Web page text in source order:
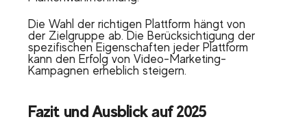
Die Wahl der richtigen Plattform hängt von
der Zielgruppe ab. Die Berücksichtigung der
spezifischen Eigenschaften jeder Plattform
kann den Erfolg von Video-Marketing-
Kampagnen erheblich steigern.
Fazit und Ausblick auf 2025